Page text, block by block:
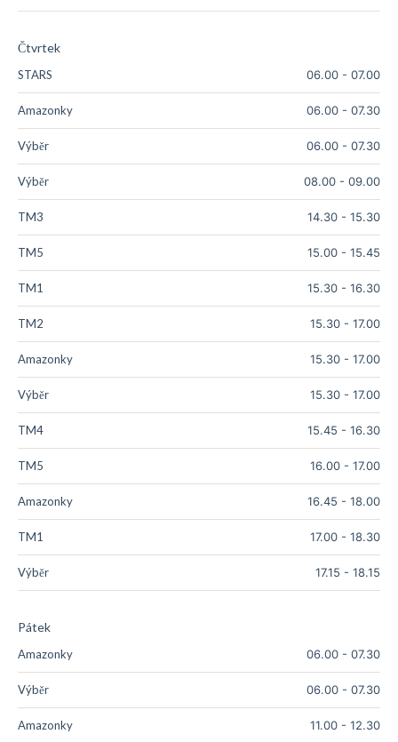
Čtvrtek
STARS 06.00 - 07.00
Amazonky 06.00 - 07.30
Výběr 06.00 - 07.30
Výběr 08.00 - 09.00
TM3 14.30 - 15.30
TM5 15.00 - 15.45
TM1 15.30 - 16.30
TM2 15.30 - 17.00
Amazonky 15.30 - 17.00
Výběr 15.30 - 17.00
TM4 15.45 - 16.30
TM5 16.00 - 17.00
Amazonky 16.45 - 18.00
TM1 17.00 - 18.30
Výběr 17.15 - 18.15
Pátek
Amazonky 06.00 - 07.30
Výběr 06.00 - 07.30
Amazonky 11.00 - 12.30